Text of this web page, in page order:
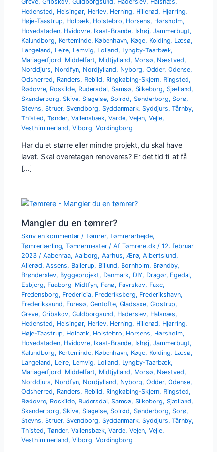
Greve,Gribskov,Guldborgsund, Haderslev, Halsnæs,
Hedensted, Helsingør, Herlev, Herning, Hillerød, Hjørring,
Høje-Taastrup, Holbæk, Holstebro, Horsens, Hørsholm,
Hovedstaden, Hvidovre, Ikast-Brande, Ishøj,Jammerbugt,
Kalundborg, Kerteminde, København, Køge, Kolding, Læsø,
Langeland, Lejre, Lemvig, Lolland, Lyngby-Taarbæk,
Mariagerfjord, Middelfart, Midtjylland, Morsø, Næstved,
Norddjurs, Nordfyn, Nordjylland, Nyborg,Odder,Odense,
Odsherred, Randers, Rebild, Ringkøbing-Skjern, Ringsted,
Rødovre, Roskilde, Rudersdal, Samsø, Silkeborg, Sjælland,
Skanderborg, Skive, Slagelse, Solrød, Sønderborg, Sorø,
Stevns, Struer, Svendborg, Syddanmark, Syddjurs,Tårnby,
Thisted,Tønder,Vallensbæk,Varde,Vejen,Vejle,
Vesthimmerland,Viborg,Vordingborg
Har du et større eller mindre projekt, du skal have
lavet. Skal overetagen renoveres? Er det tid til at få
[…]
Mangler du en tømrer?
Skriv en kommentar /Tømrer,Tømrerarbejde,
Tømrerlærling,Tømrermester / AfTømrere.dk/12. februar
2023/Aabenraa,Aalborg,Aarhus,Ærø,Albertslund,
Allerød,Assens, Ballerup, Billund, Bornholm, Brøndby,
Brønderslev, Byggeprojekt, Danmark, DIY, Dragør, Egedal,
Esbjerg, Faaborg-Midtfyn, Fanø, Favrskov, Faxe,
Fredensborg, Fredericia, Frederiksberg, Frederikshavn,
Frederikssund, Furesø,Gentofte,Gladsaxe,Glostrup,
Greve,Gribskov,Guldborgsund, Haderslev, Halsnæs,
Hedensted, Helsingør, Herlev, Herning, Hillerød, Hjørring,
Høje-Taastrup, Holbæk, Holstebro, Horsens, Hørsholm,
Hovedstaden, Hvidovre, Ikast-Brande, Ishøj,Jammerbugt,
Kalundborg, Kerteminde, København, Køge, Kolding, Læsø,
Langeland, Lejre, Lemvig, Lolland, Lyngby-Taarbæk,
Mariagerfjord, Middelfart, Midtjylland, Morsø, Næstved,
Norddjurs, Nordfyn, Nordjylland, Nyborg,Odder,Odense,
Odsherred, Randers, Rebild, Ringkøbing-Skjern, Ringsted,
Rødovre, Roskilde, Rudersdal, Samsø, Silkeborg, Sjælland,
Skanderborg, Skive, Slagelse, Solrød, Sønderborg, Sorø,
Stevns, Struer, Svendborg, Syddanmark, Syddjurs,Tårnby,
Thisted,Tønder,Vallensbæk,Varde,Vejen,Vejle,
Vesthimmerland,Viborg,Vordingborg